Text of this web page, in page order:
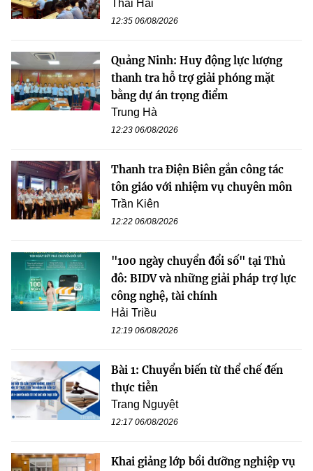
Thái Hải
12:35 06/08/2026
Quảng Ninh: Huy động lực lượng
thanh tra hỗ trợ giải phóng mặt
bằng dự án trọng điểm
Trung Hà
12:23 06/08/2026
Thanh tra Điện Biên gắn công tác
tôn giáo với nhiệm vụ chuyên môn
Trần Kiên
12:22 06/08/2026
"100 ngày chuyển đổi số" tại Thủ
đô: BIDV và những giải pháp trợ lực
công nghệ, tài chính
Hải Triều
12:19 06/08/2026
Bài 1: Chuyển biến từ thể chế đến
thực tiễn
Trang Nguyệt
12:17 06/08/2026
Khai giảng lớp bồi dưỡng nghiệp vụ